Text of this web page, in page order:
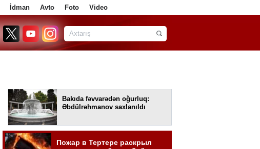
İdman Avto Foto Video
Bakıda fəvvarədən oğurluq:
Əbdülrəhmanov saxlanıldı